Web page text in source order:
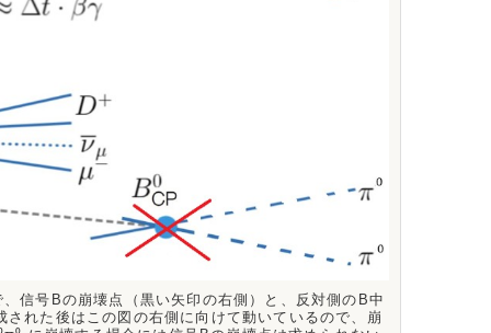
信号Bの崩壊点（黒い矢印の右側）と、反対側のB中
れた後はこの図の右側に向けて動いているので、崩